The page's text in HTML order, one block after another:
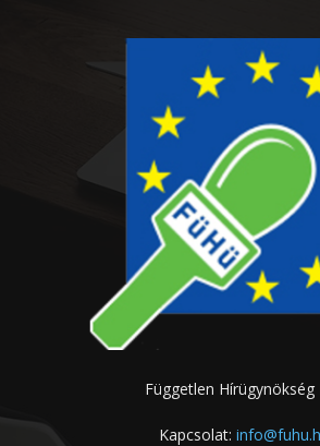
Független Hírügynökség
Kapcsolat: